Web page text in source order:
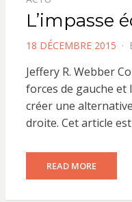
L’impasse
POSTED
18 DÉCEMBRE 2015
Jeffery R. Webber
forces de gauche et
créer une
droite. Cet article
READ MORE